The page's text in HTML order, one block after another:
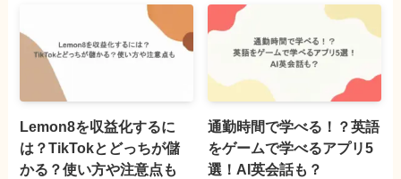
Lemon8を収益化するに
は？TikTokとどっちが儲
かる？使い方や注意点も
通勤時間で学べる！？英語
をゲームで学べるアプリ5
選！AI英会話も？